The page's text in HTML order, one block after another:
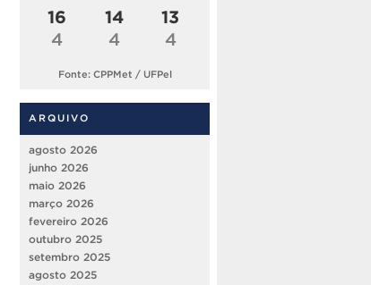
16
4
14
4
13
4
Fonte: CPPMet / UFPel
ARQUIVO
agosto 2026
junho 2026
maio 2026
março 2026
fevereiro 2026
outubro 2025
setembro 2025
agosto 2025